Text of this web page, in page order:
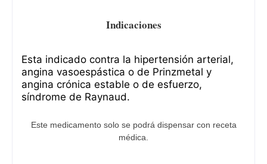
Indicaciones
Esta indicado contra la hipertensión arterial,
angina vasoespástica o de Prinzmetal y
angina crónica estable o de esfuerzo,
síndrome de Raynaud.
Este medicamento solo se podrá dispensar con receta
médica.